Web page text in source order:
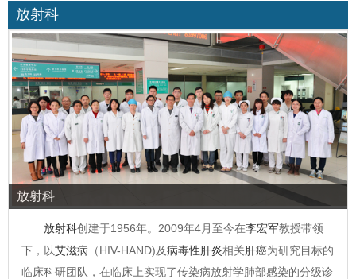
放射科
放射科
放射科创建于1956年。2009年4月至今在李宏军教授带领
下，以艾滋病 （HIV-HAND)及病毒性肝炎相关肝癌为研究目标的
临床科研团队，在临床上实现了传染病放射学肺部感染的分级诊